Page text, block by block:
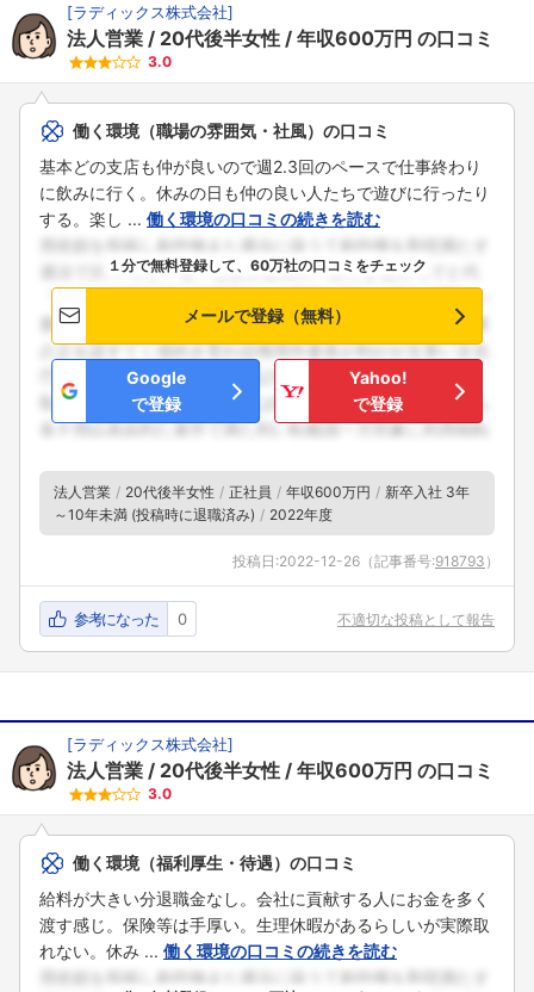
[ラディックス株式会社]
法人営業 20代後半女性 年収600万円 の口コミ
3.0
働く環境（職場の雰囲気・社風）の口コミ
基本どの支店も仲が良いので週2.3回のペースで仕事終わり
に飲みに行く。休みの日も仲の良い人たちで遊びに行ったり
する。楽し ... 働く環境の口コミの続きを読む
１分で無料登録して、60万社の口コミをチェック
メールで登録（無料）
Google
で登録
Yahoo!
で登録
法人営業 20代後半女性 正社員 年収600万円
新卒入社 3年
～10年未満 (投稿時に退職済み)
2022年度
投稿日:2022-12-26 （記事番号:918793 ）
参考になった 0 不適切な投稿として報告
[ラディックス株式会社]
法人営業 20代後半女性 年収600万円 の口コミ
3.0
働く環境（福利厚生・待遇）の口コミ
給料が大きい分退職金なし。会社に貢献する人にお金を多く
渡す感じ。保険等は手厚い。生理休暇があるらしいが実際取
れない。休み ... 働く環境の口コミの続きを読む